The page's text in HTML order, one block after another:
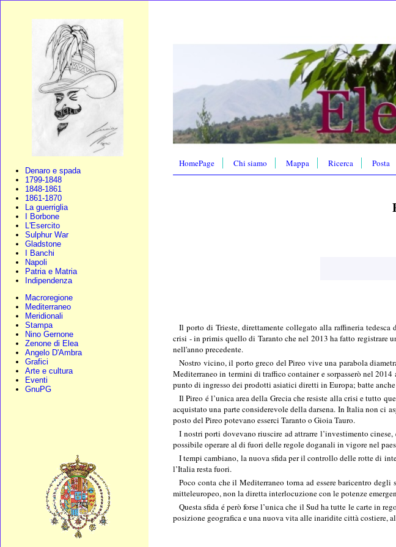
Denaro e spada
1799-1848
1848-1861
1861-1870
La guerriglia
I Borbone
L'Esercito
Sulphur War
Gladstone
I Banchi
Napoli
Patria e Matria
Indipendenza
Macroregione
Mediterraneo
Meridionali
Stampa
Nino Gernone
Zenone di Elea
Angelo D'Ambra
Grafici
Arte e cultura
Eventi
GnuPG
HomePage Chi siamo Mappa Ricerca Posta
Il porto di Trieste, direttamente collegato alla raffineria
crisi - in primis quello di Taranto che nel 2013 ha fatto
nell'anno precedente.
Nostro vicino, il porto greco del Pireo vive una parabola
Mediterraneo in termini di traffico container e sorpasserò nel
punto di ingresso dei prodotti asiatici diretti in Europa; batte
Il Pireo é l’unica area della Grecia che resiste alla crisi e tutto
acquistato una parte considerevole della darsena. In Italia non ci
posto del Pireo potevano esserci Taranto o Gioia Tauro.
I nostri porti dovevano riuscire ad attrarre l’investimento
possibile operare al di fuori delle regole doganali in vigore nel
I tempi cambiano, la nuova sfida per il controllo delle rotte di
l’Italia resta fuori.
Poco conta che il Mediterraneo torna ad essere baricentro
mitteleuropeo, non la diretta interlocuzione con le potenze
Questa sfida é però forse l’unica che il Sud ha tutte le carte in
posizione geografica e una nuova vita alle inaridite città costiere,